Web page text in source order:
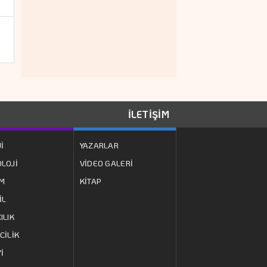
HAKAN ÖZBAY
Amerikan rüyasının
acı…
İLETİŞİM
YAZARLAR
VİDEO GALERİ
KİTAP